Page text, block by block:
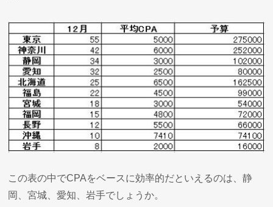
この表の中でCPAをベースに効率的だといえるのは、静
岡、宮城、愛知、岩手でしょうか。